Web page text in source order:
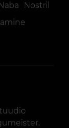
Nostril